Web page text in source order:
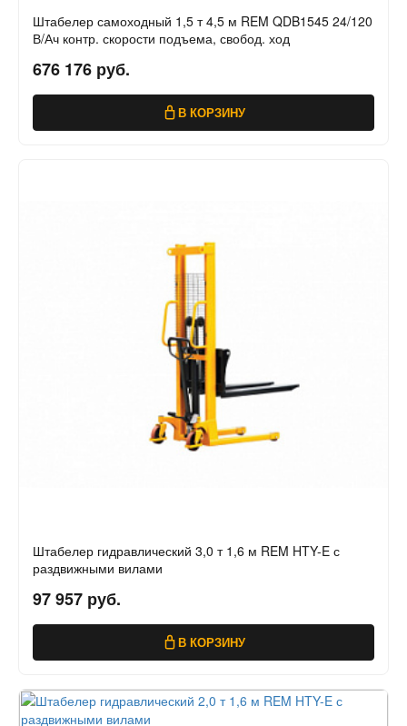
Штабелер самоходный 1,5 т 4,5 м REM QDB1545 24/120
В/Ач контр. скорости подъема, свобод. ход
676 176 руб.
В КОРЗИНУ
Штабелер гидравлический 3,0 т 1,6 м REM HTY-E с
раздвижными вилами
97 957 руб.
В КОРЗИНУ